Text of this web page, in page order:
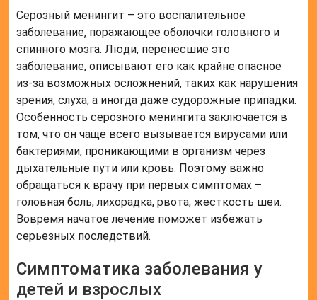
Серозный менингит – это воспалительное
заболевание, поражающее оболочки головного и
спинного мозга. Люди, перенесшие это
заболевание, описывают его как крайне опасное
из-за возможных осложнений, таких как нарушения
зрения, слуха, а иногда даже судорожные припадки.
Особенность серозного менингита заключается в
том, что он чаще всего вызывается вирусами или
бактериями, проникающими в организм через
дыхательные пути или кровь. Поэтому важно
обращаться к врачу при первых симптомах –
головная боль, лихорадка, рвота, жесткость шеи.
Вовремя начатое лечение поможет избежать
серьезных последствий.
Симптоматика заболевания у
детей и взрослых